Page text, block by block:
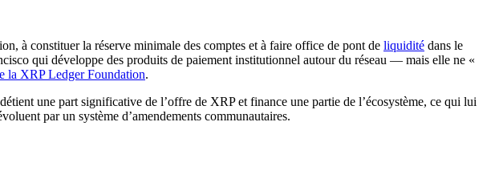
à constituer la réserve minimale des comptes et à faire office de pont de liquidité dans le
qui développe des produits de paiement institutionnel autour du réseau — mais elle ne «
la XRP Ledger Foundation.
une part significative de l’offre de XRP et finance une partie de l’écosystème, ce qui lui
par un système d’amendements communautaires.